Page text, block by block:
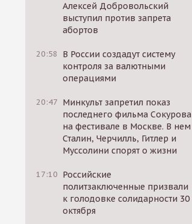
Алексей Добровольский
выступил против запрета
абортов
20:58
В России создадут систему
контроля за валютными
операциями
20:47 Минкульт запретил показ
последнего фильма Сокурова
на фестивале в Москве. В нем
Сталин, Черчилль, Гитлер и
Муссолини спорят о жизни
17:10 Российские
политзаключенные призвали
к голодовке солидарности 30
октября